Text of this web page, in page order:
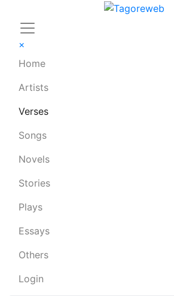
×
Home
Artists
Verses
Songs
Novels
Stories
Plays
Essays
Others
Login